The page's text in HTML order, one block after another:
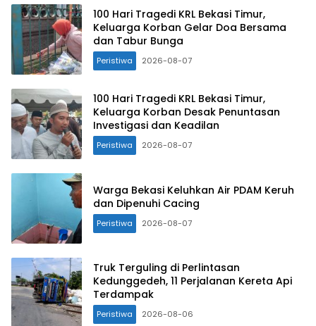
100 Hari Tragedi KRL Bekasi Timur,
Keluarga Korban Gelar Doa Bersama
dan Tabur Bunga
Peristiwa 2026-08-07
100 Hari Tragedi KRL Bekasi Timur,
Keluarga Korban Desak Penuntasan
Investigasi dan Keadilan
Peristiwa 2026-08-07
Warga Bekasi Keluhkan Air PDAM Keruh
dan Dipenuhi Cacing
Peristiwa 2026-08-07
Truk Terguling di Perlintasan
Kedunggedeh, 11 Perjalanan Kereta Api
Terdampak
Peristiwa 2026-08-06